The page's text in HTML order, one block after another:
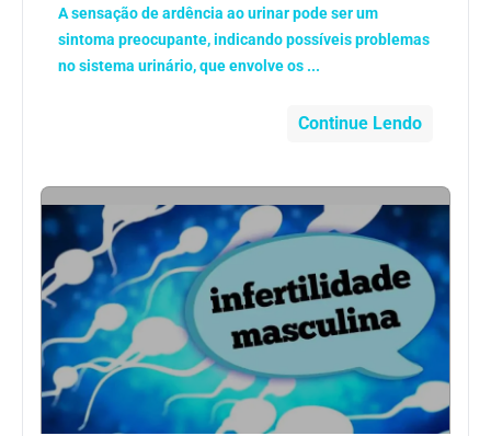
A sensação de ardência ao urinar pode ser um
sintoma preocupante, indicando possíveis problemas
no sistema urinário, que envolve os ...
Continue Lendo